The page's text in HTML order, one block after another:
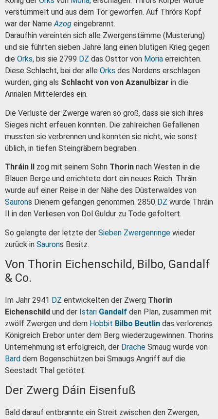
verstümmelt und aus dem Tor geworfen. Auf Thrórs Kopf
war der NameAzog eingebrannt.
Daraufhin vereinten sich alle Zwergenstämme (Musterung)
und sie führten sieben Jahre lang einen blutigen Krieg gegen
die Orks, bis sie 2799 DZ das Osttor von Moria erreichten.
Diese Schlacht, bei der alle Orks des Nordens erschlagen
wurden, ging als Schlacht von von Azanulbizar in die
Annalen Mittelerdes ein.
Die Verluste der Zwerge waren so groß, dass sie sich ihres
Sieges nicht erfeuen konnten. Die zahlreichen Gefallenen
mussten sie verbrennen und konnten sie nicht, wie sonst
üblich, in tiefen Steingräbern begraben.
Thráin II zog mit seinem Sohn Thorin nach Westen in die
Blauen Berge und errichtete dort ein neues Reich. Thráin
wurde auf einer Reise in der Nähe des Düsterwaldes von
Saurons Dienern gefangen genommen. 2850 DZ wurde Thráin
II in den Verliesen von Dol Guldur zu Tode gefoltert.
So gelangte der letzte der Sieben Zwergenringe wieder
zurück in Saurons Besitz.
Von Thorin Eichenschild, Bilbo, Gandalf
& Co.
Im Jahr 2941 DZ entwickelten der Zwerg Thorin
Eichenschild und der Istari Gandalf den Plan, zusammen mit
zwölf Zwergen und dem Hobbit Bilbo Beutlin das verlorenes
Königreich Erebor unter dem Berg wiederzugewinnen. Thorins
Unternehmung ist erfolgreich, der Drache Smaug wurde von
Bard dem Bogenschützen bei Smaugs Angriff auf die
Seestadt Thal getötet.
Der Zwerg Dáin Eisenfuß
Bald darauf entbrannte ein Streit zwischen den Zwergen,